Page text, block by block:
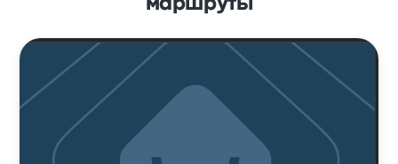
маршруты